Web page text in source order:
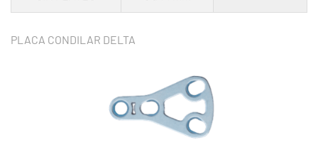
PLACA CONDILAR DELTA